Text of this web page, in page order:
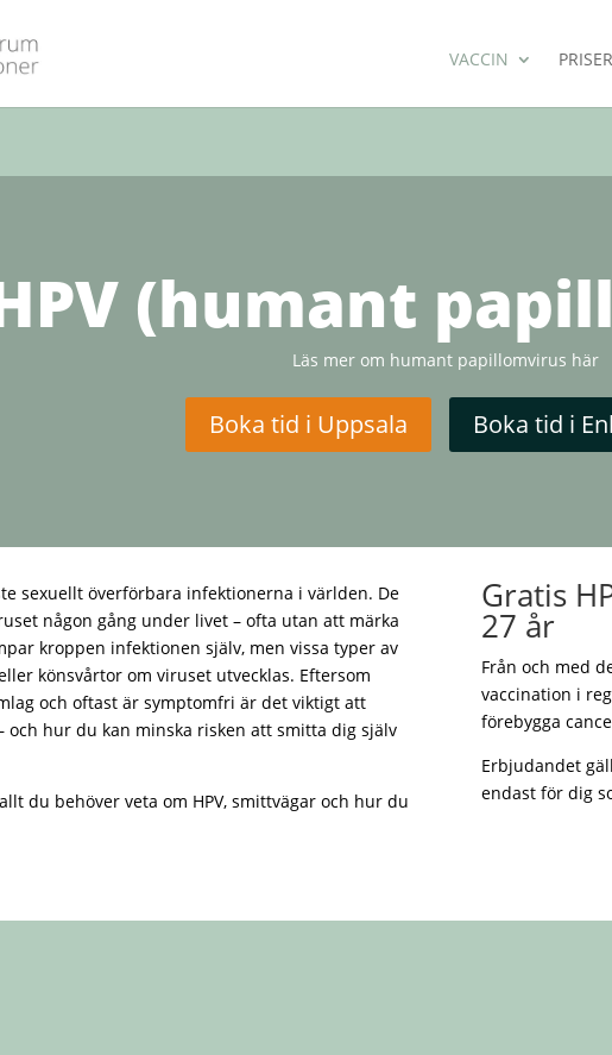
VACCIN PRISER
(humant
Läs mer om humant papillomvirus här
Boka tid i Uppsala Boka tid i
sexuellt överförbara infektionerna i världen. De
någon gång under livet – ofta utan att märka
kroppen infektionen själv, men vissa typer av
könsvårtor om viruset utvecklas. Eftersom
och oftast är symptomfri är det viktigt att
och hur du kan minska risken att smitta dig själv
du behöver veta om HPV, smittvägar och hur du
Gratis
27 år
Från och med
vaccination i
förebygga
Erbjudandet
endast för dig